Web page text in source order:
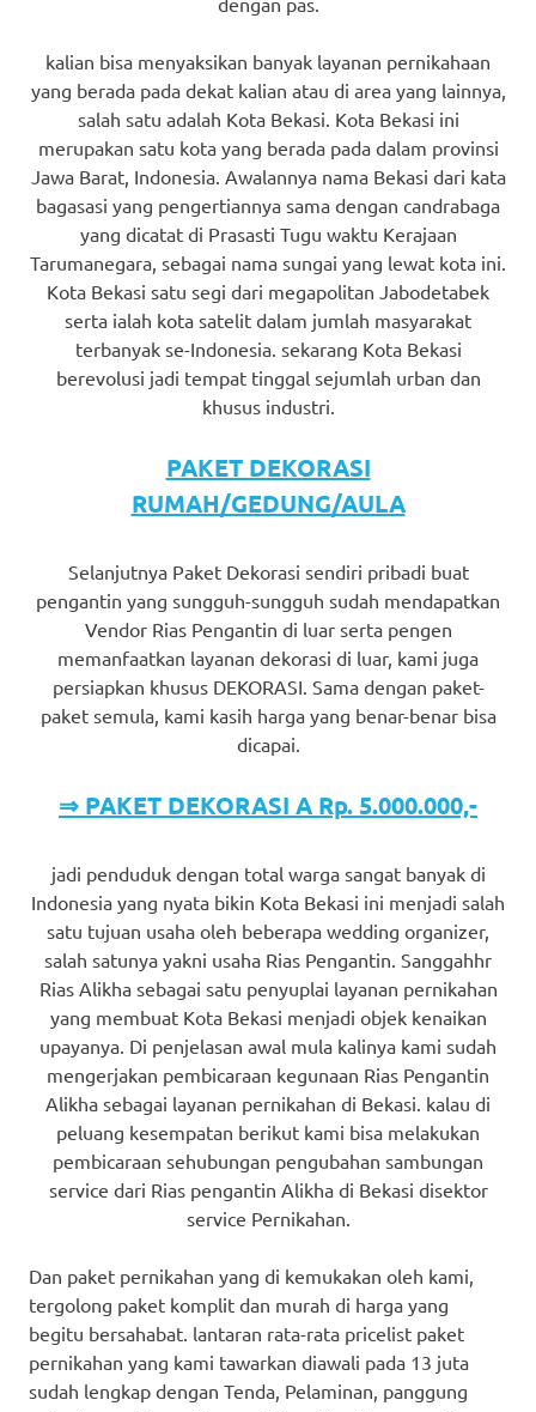
kalian bisa menyaksikan banyak layanan pernikahaan
yang berada pada dekat kalian atau di area yang lainnya,
salah satu adalah Kota Bekasi. Kota Bekasi ini
merupakan satu kota yang berada pada dalam provinsi
Jawa Barat, Indonesia. Awalannya nama Bekasi dari kata
bagasasi yang pengertiannya sama dengan candrabaga
yang dicatat di Prasasti Tugu waktu Kerajaan
Tarumanegara, sebagai nama sungai yang lewat kota ini.
Kota Bekasi satu segi dari megapolitan Jabodetabek
serta ialah kota satelit dalam jumlah masyarakat
terbanyak se-Indonesia. sekarang Kota Bekasi
berevolusi jadi tempat tinggal sejumlah urban dan
khusus industri.
PAKET DEKORASI
RUMAH/GEDUNG/AULA
Selanjutnya Paket Dekorasi sendiri pribadi buat
pengantin yang sungguh-sungguh sudah mendapatkan
Vendor Rias Pengantin di luar serta pengen
memanfaatkan layanan dekorasi di luar, kami juga
persiapkan khusus DEKORASI. Sama dengan paket-
paket semula, kami kasih harga yang benar-benar bisa
dicapai.
⇒ PAKET DEKORASI A Rp. 5.000.000,-
jadi penduduk dengan total warga sangat banyak di
Indonesia yang nyata bikin Kota Bekasi ini menjadi salah
satu tujuan usaha oleh beberapa wedding organizer,
salah satunya yakni usaha Rias Pengantin. Sanggahhr
Rias Alikha sebagai satu penyuplai layanan pernikahan
yang membuat Kota Bekasi menjadi objek kenaikan
upayanya. Di penjelasan awal mula kalinya kami sudah
mengerjakan pembicaraan kegunaan Rias Pengantin
Alikha sebagai layanan pernikahan di Bekasi. kalau di
peluang kesempatan berikut kami bisa melakukan
pembicaraan sehubungan pengubahan sambungan
service dari Rias pengantin Alikha di Bekasi disektor
service Pernikahan.
Dan paket pernikahan yang di kemukakan oleh kami,
tergolong paket komplit dan murah di harga yang
begitu bersahabat. lantaran rata-rata pricelist paket
pernikahan yang kami tawarkan diawali pada 13 juta
sudah lengkap dengan Tenda, Pelaminan, panggung